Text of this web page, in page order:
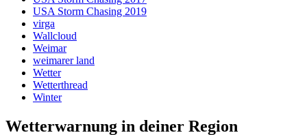
USA Storm Chasing 2019
virga
Wallcloud
Weimar
weimarer land
Wetter
Wetterthread
Winter
Wetterwarnung in deiner Region